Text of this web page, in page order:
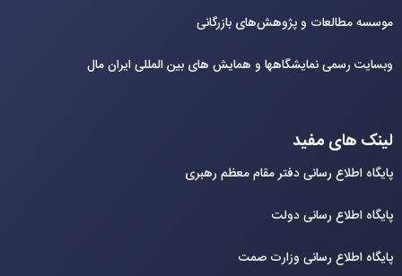
موسسه مطالعات و پژوهش‌های بازرگانی
وبسایت رسمی نمایشگاهها و همایش های بین‌ المللی ایران مال
لینک های مفید
پایگاه اطلاع رسانی دفتر مقام معظم رهبری
پایگاه اطلاع رسانی دولت
پایگاه اطلاع رسانی وزارت صمت